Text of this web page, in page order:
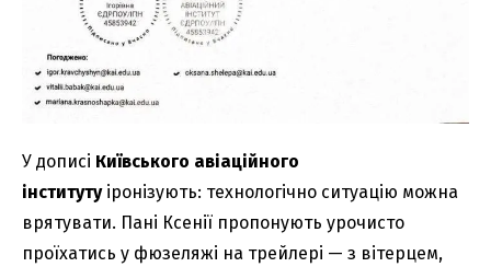
У дописі Київського авіаційного
інститутуіронізують: технологічно ситуацію можна
врятувати. Пані Ксенії пропонують урочисто
проїхатись у фюзеляжі на трейлері — з вітерцем,